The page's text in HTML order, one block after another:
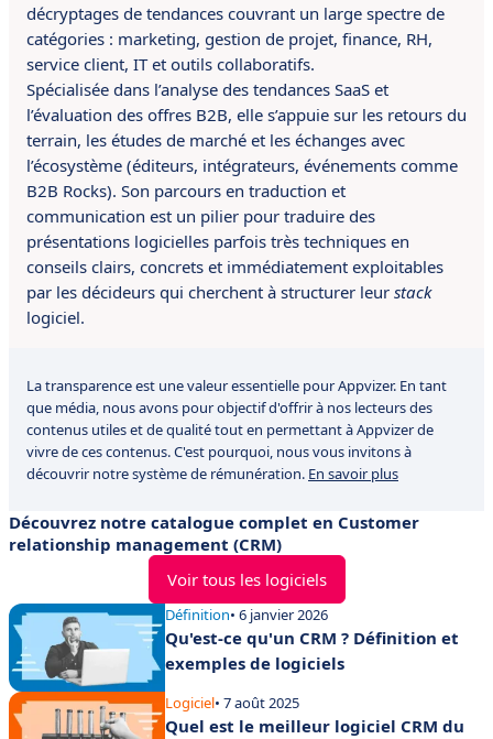
décryptages de tendances couvrant un large spectre de
catégories : marketing, gestion de projet, finance, RH,
service client, IT et outils collaboratifs.
Spécialisée dans l’analyse des tendances SaaS et
l’évaluation des offres B2B, elle s’appuie sur les retours du
terrain, les études de marché et les échanges avec
l’écosystème (éditeurs, intégrateurs, événements comme
B2B Rocks). Son parcours en traduction et
communication est un pilier pour traduire des
présentations logicielles parfois très techniques en
conseils clairs, concrets et immédiatement exploitables
par les décideurs qui cherchent à structurer leur stack
logiciel.
La transparence est une valeur essentielle pour Appvizer. En tant
que média, nous avons pour objectif d'offrir à nos lecteurs des
contenus utiles et de qualité tout en permettant à Appvizer de
vivre de ces contenus. C'est pourquoi, nous vous invitons à
découvrir notre système de rémunération. En savoir plus
Découvrez notre catalogue complet en Customer
relationship management (CRM)
Voir tous les logiciels
Définition• 6 janvier 2026
Qu'est-ce qu'un CRM ? Définition et
exemples de logiciels
Logiciel• 7 août 2025
Quel est le meilleur logiciel CRM du